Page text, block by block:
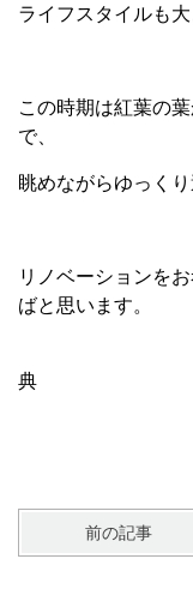
ライフスタイルも
この時期は紅葉の
で、
眺めながらゆっく
リノベーションを
ばと思います。
蓑
典
前の記事